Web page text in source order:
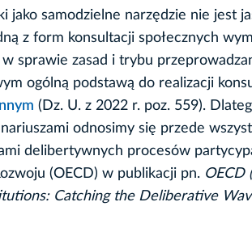
jako samodzielne narzędzie nie jest
z form konsultacji społecznych
sprawie zasad i trybu
ogólną podstawą do realizacji
(Dz. U. z 2022 r. poz. 559).
odnosimy się przede
delibertywnych procesów
(OECD) w publikacji pn. OECD
Catching the Deliberative